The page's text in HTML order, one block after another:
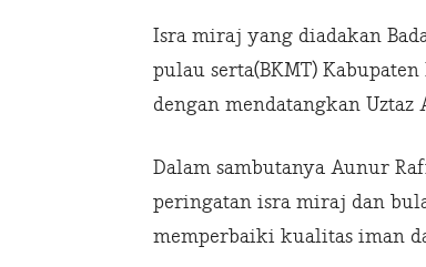
Isra miraj yang diadakan
pulau serta(BKMT)
dengan mendatangkan Uztaz
Dalam sambutanya Aunur
peringatan isra miraj dan
memperbaiki kualitas iman